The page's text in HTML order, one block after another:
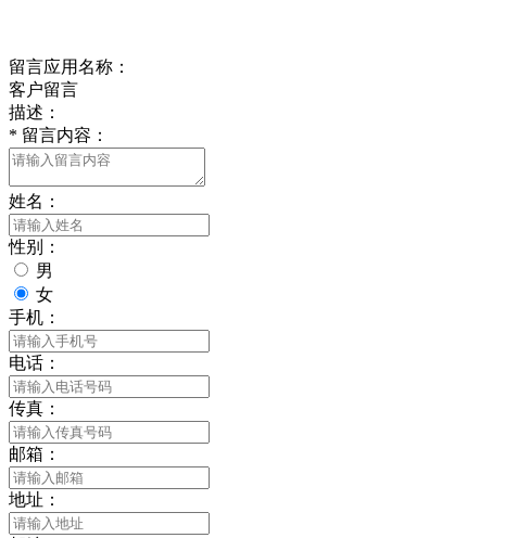
留言应用名称：
客户留言
描述：
* 留言内容：
姓名：
性别：
男
女
手机：
电话：
传真：
邮箱：
地址：